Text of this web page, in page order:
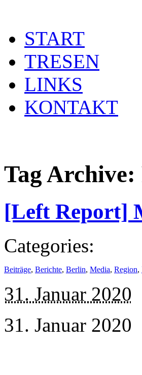
START
TRESEN
LINKS
KONTAKT
Tag Archive:
[Left Report]
Categories:
Beiträge, Berichte, Berlin, Media, Region,
31. Januar 2020
31. Januar 2020